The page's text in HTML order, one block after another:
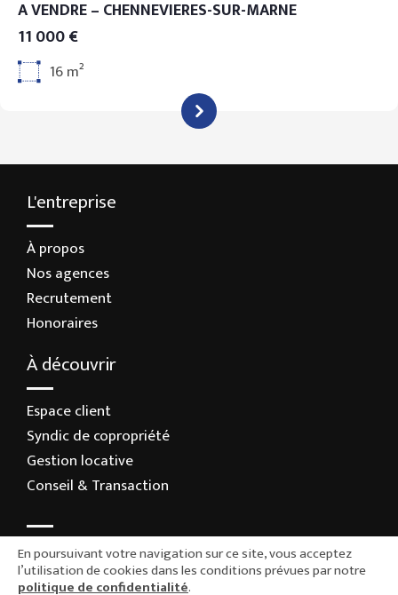
A VENDRE – CHENNEVIERES-SUR-MARNE
11 000 €
16 m²
L'entreprise
À propos
Nos agences
Recrutement
Honoraires
À découvrir
Espace client
Syndic de copropriété
Gestion locative
Conseil & Transaction
En poursuivant votre navigation sur ce site, vous acceptez
l’utilisation de cookies dans les conditions prévues par notre
politique de confidentialité.